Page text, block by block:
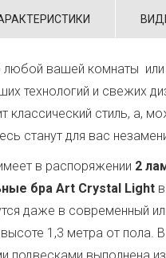
любой вашей комнаты
технологий и свежих
классический стиль, а,
станут для вас
в распоряжении 2
бра Art Crystal Light
даже в современный
1,3 метра от пола.